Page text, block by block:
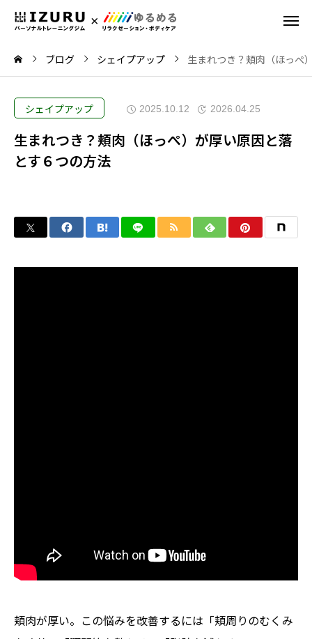
ブログ シェイプアップ 生まれつき？頬肉（ほっぺ
シェイプアップ 2025.10.12 2026.04.25
生まれつき？頬肉（ほっぺ）が厚い原因と落
とす６つの方法
頬肉が厚い。この悩みを改善するには「頬周りのむくみ